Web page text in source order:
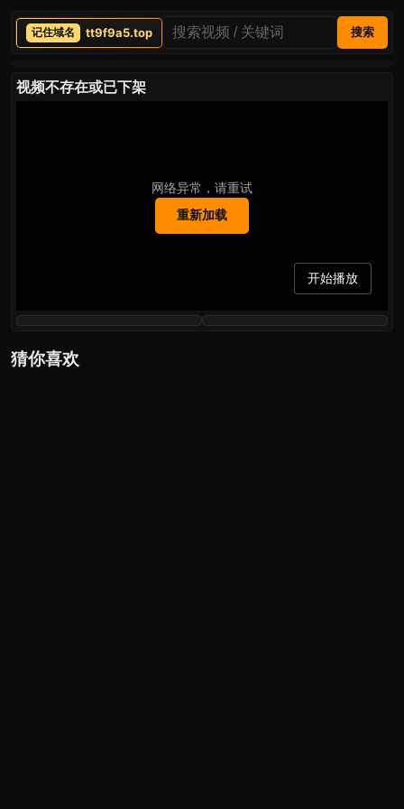
tt9f9a5.top 搜索
视频不存在或已下架
网络异常，请重试
重新加载
开始播放
猜你喜欢